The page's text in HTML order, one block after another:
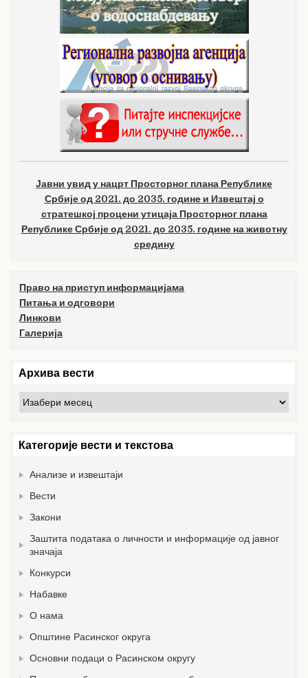
Јавни увид у нацрт Просторног плана Републике
Србије од 2021. до 2035. године и Извештај о
стратешкој процени утицаја Просторног плана
Републике Србије од 2021. до 2035. године на животну
средину
Право на приступ информацијама
Питања и одговори
Линкови
Галерија
Архива вести
Архива
вести
Категорије вести и текстова
Анализе и извештаји
Вести
Закони
Заштита података о личности и информације од јавног
значаја
Конкурси
Набавке
О нама
Општине Расинског округа
Основни подаци о Расинском округу